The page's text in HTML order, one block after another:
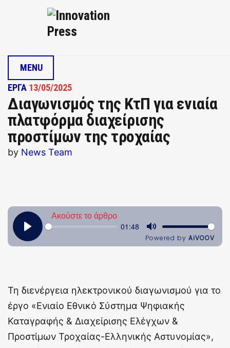
MENU
ΕΡΓΑ 13/05/2025
Διαγωνισμός της ΚτΠ για ενιαία
πλατφόρμα διαχείρισης
προστίμων της τροχαίας
by News Team
Τη διενέργεια ηλεκτρονικού διαγωνισμού για το
έργο «Ενιαίο Εθνικό Σύστημα Ψηφιακής
Καταγραφής & Διαχείρισης Ελέγχων &
Προστίμων Τροχαίας-Ελληνικής Αστυνομίας»,